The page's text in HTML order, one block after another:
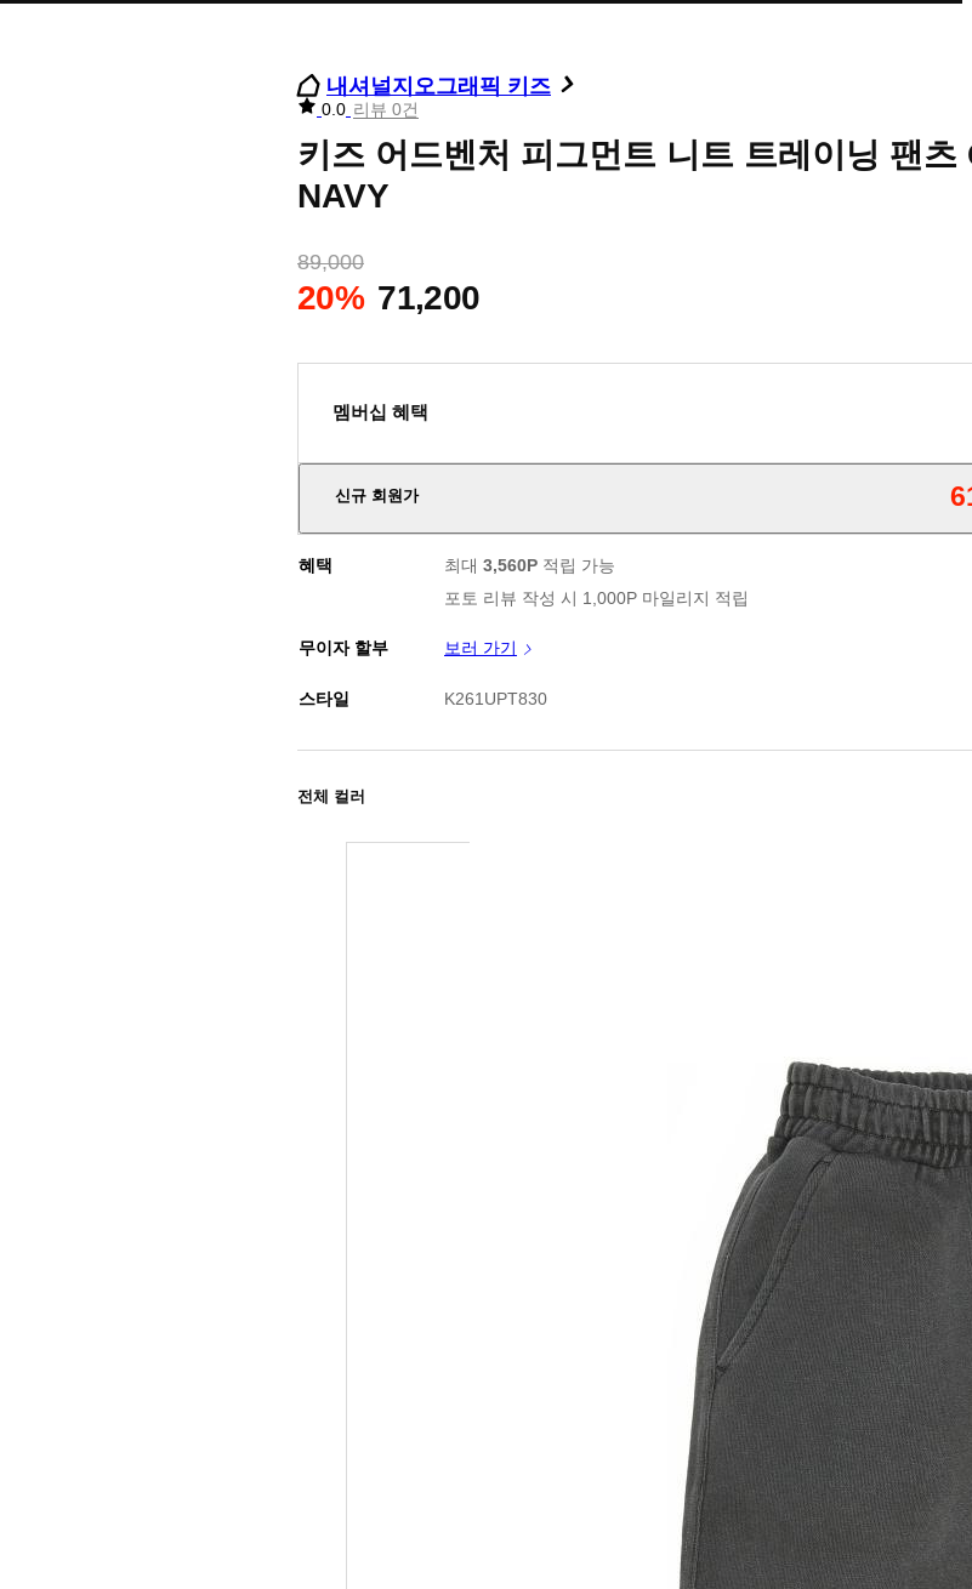
내셔널지오그래픽 키즈
리
별
점
0.0 리뷰 0건
키즈 어드벤처 피그먼트 니트 트레이닝 팬츠
NAVY
89,000
20% 71,200
멤버십 혜택
신규 회원가
판매가
신규 가입 쿠폰 1만원(3만원 이상 구매시)
혜택 최대 3,560P 적립 가능
포토 리뷰 작성 시 1,000P 마일리지 적립
무이자 할부 보러 가기
스타일 K261UPT830
전체 컬러